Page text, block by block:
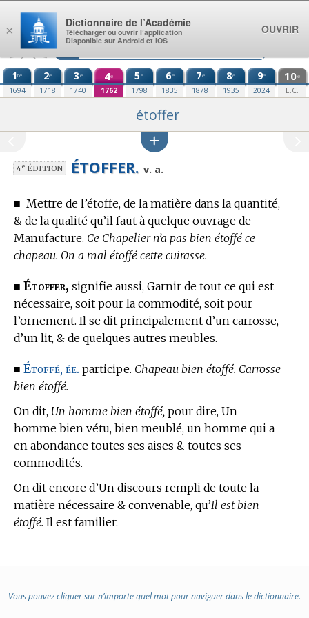
Aller au contenu
1re
1694
2e
1718
3e
1740
4e
1762
5e
1798
6e
1835
7e
1878
8e
1935
9e
2024
10e
E.C.
étoffer
4eÉDITION ÉTOFFER. v. a.
■ Mettre de l’étoffe, de la matière dans la quantité,
& de la qualité qu’il faut à quelque ouvrage de
Manufacture. Ce Chapelier n’a pas bien étoffé ce
chapeau. On a mal étoffé cette cuirasse.
■ Étoffer, signifie aussi, Garnir de tout ce qui est
nécessaire, soit pour la commodité, soit pour
l’ornement. Il se dit principalement d’un carrosse,
d’un lit, & de quelques autres meubles.
■ Étoffé, ée. participe. Chapeau bien étoffé. Carrosse
bien étoffé.
On dit, Un homme bien étoffé, pour dire, Un
homme bien vétu, bien meublé, un homme qui a
en abondance toutes ses aises & toutes ses
commodités.
On dit encore d’Un discours rempli de toute la
matière nécessaire & convenable, qu’Il est bien
étoffé. Il est familier.
Vous pouvez cliquer sur n’importe quel mot pour naviguer dans le dictionnaire.
×
Dictionnaire de l’Académie
Télécharger ou ouvrir l’application
Disponible sur Android et iOS
OUVRIR